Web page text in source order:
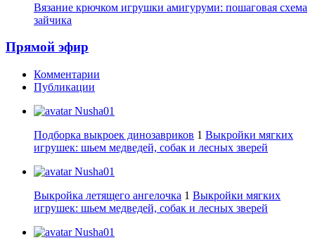
Вязание крючком игрушки амигуруми: пошаговая схема
зайчика
Прямой эфир
Комментарии
Публикации
Nusha01
Подборка выкроек динозавриков 1 Выкройки мягких
игрушек: шьем медведей, собак и лесных зверей
Nusha01
Выкройка летящего ангелочка 1 Выкройки мягких
игрушек: шьем медведей, собак и лесных зверей
Nusha01